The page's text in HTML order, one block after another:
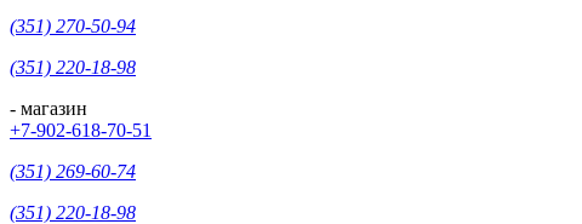
(351) 270-50-94
(351) 220-18-98
- магазин
+7-902-618-70-51
(351) 269-60-74
(351) 220-18-98